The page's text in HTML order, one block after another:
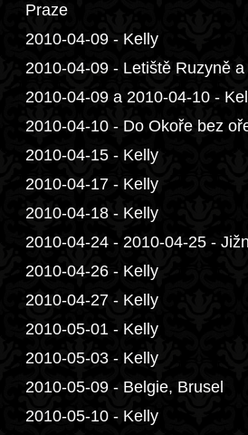
Praze
2010-04-09 - Kelly
2010-04-09 - Letiště Ruzyně
2010-04-09 a 2010-04-10 -
2010-04-10 - Do Okoře bez
2010-04-15 - Kelly
2010-04-17 - Kelly
2010-04-18 - Kelly
2010-04-24 - 2010-04-25 -
2010-04-26 - Kelly
2010-04-27 - Kelly
2010-05-01 - Kelly
2010-05-03 - Kelly
2010-05-09 - Belgie, Brusel
2010-05-10 - Kelly